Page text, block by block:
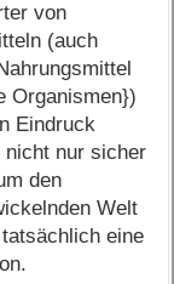
von
(auch
Organismen})
Eindruck
nicht nur sicher
den
Welt
eine